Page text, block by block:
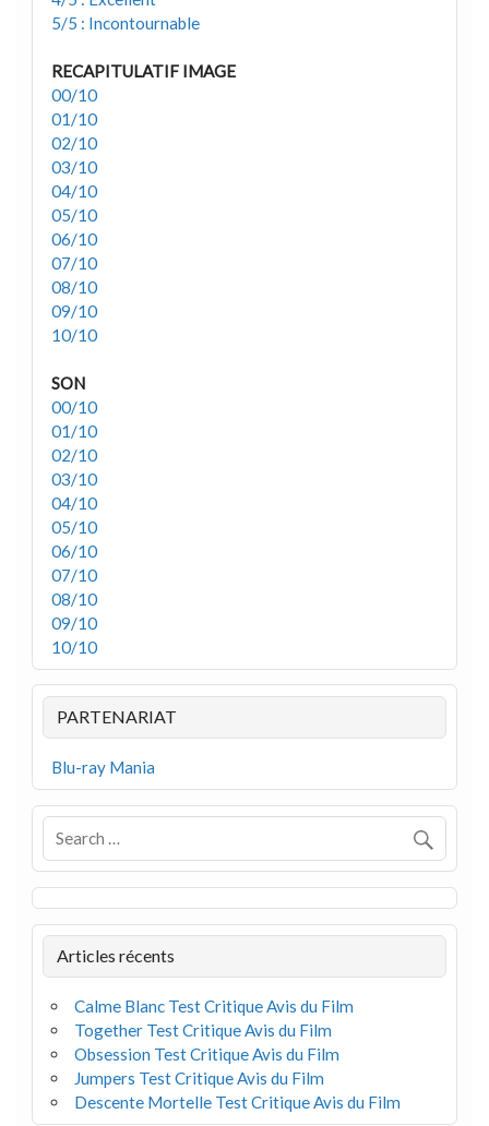
5/5 : Incontournable
RECAPITULATIF IMAGE
00/10
01/10
02/10
03/10
04/10
05/10
06/10
07/10
08/10
09/10
10/10
SON
00/10
01/10
02/10
03/10
04/10
05/10
06/10
07/10
08/10
09/10
10/10
PARTENARIAT
Blu-ray Mania
Articles récents
Calme Blanc Test Critique Avis du Film
Together Test Critique Avis du Film
Obsession Test Critique Avis du Film
Jumpers Test Critique Avis du Film
Descente Mortelle Test Critique Avis du Film